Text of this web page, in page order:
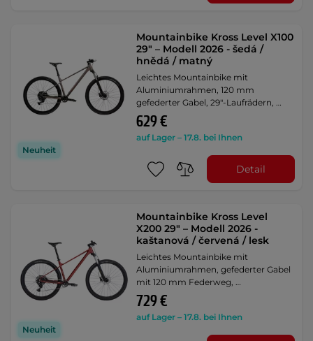
Neuheit
Mountainbike Kross Level X100
29" – Modell 2026 - šedá /
hnědá / matný
Leichtes Mountainbike mit
Aluminiumrahmen, 120 mm
gefederter Gabel, 29"-Laufrädern, …
629 €
auf Lager – 17.8. bei Ihnen
Detail
Neuheit
Mountainbike Kross Level
X200 29" – Modell 2026 -
kaštanová / červená / lesk
Leichtes Mountainbike mit
Aluminiumrahmen, gefederter Gabel
mit 120 mm Federweg, …
729 €
auf Lager – 17.8. bei Ihnen